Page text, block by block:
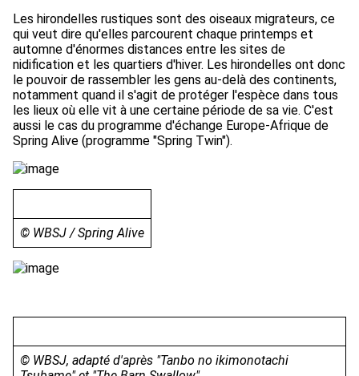
Les hirondelles rustiques sont des oiseaux migrateurs, ce
qui veut dire qu'elles parcourent chaque printemps et
automne d'énormes distances entre les sites de
nidification et les quartiers d'hiver. Les hirondelles ont donc
le pouvoir de rassembler les gens au-delà des continents,
notamment quand il s'agit de protéger l'espèce dans tous
les lieux où elle vit à une certaine période de sa vie. C'est
aussi le cas du programme d'échange Europe-Afrique de
Spring Alive (programme "Spring Twin").
© WBSJ / Spring Alive
© WBSJ, adapté d'après "Tanbo no ikimonotachi